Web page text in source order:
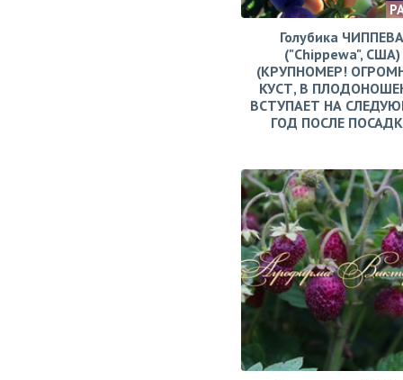
Голубика ЧИППЕВА
("Chippewa", США)
(КРУПНОМЕР!
КУСТ, В
ВСТУПАЕТ НА
ГОД ПОСЛЕ